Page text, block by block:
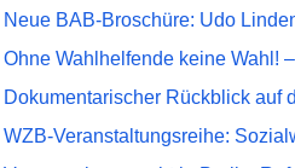
Neue BAB-Broschüre: Udo
Ohne Wahlhelfende keine Wahl!
Dokumentarischer Rückblick auf
WZB-Veranstaltungsreihe: